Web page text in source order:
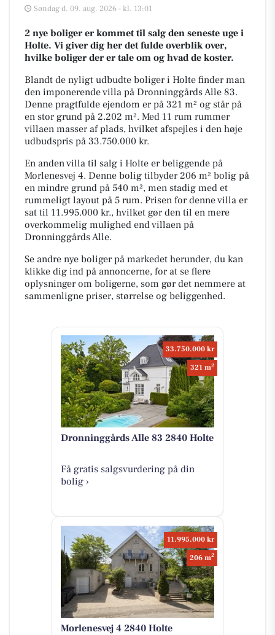
Søndag d. 09. aug. 2026 - kl. 13:01
2 nye boliger er kommet til salg den seneste uge i
Holte. Vi giver dig her det fulde overblik over,
hvilke boliger der er tale om og hvad de koster.
Blandt de nyligt udbudte boliger i Holte finder man
den imponerende villa på Dronninggårds Alle 83.
Denne pragtfulde ejendom er på 321 m² og står på
en stor grund på 2.202 m². Med 11 rum rummer
villaen masser af plads, hvilket afspejles i den høje
udbudspris på 33.750.000 kr.
En anden villa til salg i Holte er beliggende på
Morlenesvej 4. Denne bolig tilbyder 206 m² bolig på
en mindre grund på 540 m², men stadig med et
rummeligt layout på 5 rum. Prisen for denne villa er
sat til 11.995.000 kr., hvilket gør den til en mere
overkommelig mulighed end villaen på
Dronninggårds Alle.
Se andre nye boliger på markedet herunder, du kan
klikke dig ind på annoncerne, for at se flere
oplysninger om boligerne, som gør det nemmere at
sammenligne priser, størrelse og beliggenhed.
33.750.000 kr
321 m2
Dronninggårds Alle 83 2840 Holte
Få gratis salgsvurdering på din
bolig ›
11.995.000 kr
206 m2
Morlenesvej 4 2840 Holte